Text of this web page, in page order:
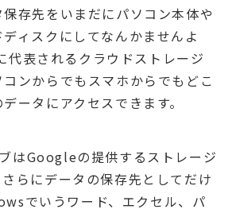
存先をいまだにパソコン本体や
ィスクにしてなんかませんよ
表されるクラウドストレージ
ンからでもスマホからでもどこ
ータにアクセスできます。
はGoogleの提供するストレージ
らにデータの保存先としてだけ
でいうワード、エクセル、パ